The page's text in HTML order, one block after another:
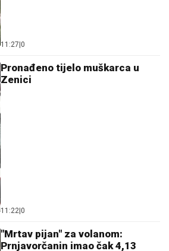
11:27 0
Pronađeno tijelo muškarca u
Zenici
11:22 0
"Mrtav pijan" za volanom:
Prnjavorčanin imao čak 4,13